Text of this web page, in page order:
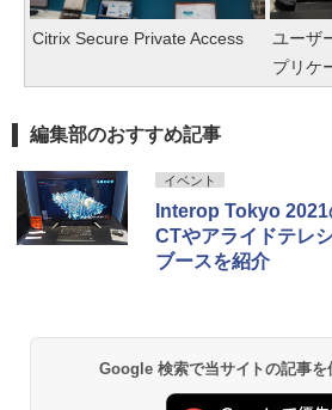
Citrix Secure Private Access
ユーザ
プリケ
編集部のおすすめ記事
イベント
Interop Tokyo 2021
CTやアライドテレ
ブースを紹介
Google 検索で当サイトの記事を